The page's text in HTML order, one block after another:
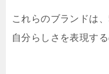
これらのブランドは
自分らしさを表現す